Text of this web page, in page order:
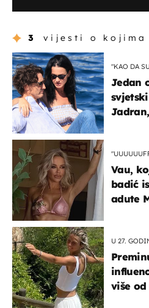
3 vijesti o kojima
"KAO DA
Jedan
Vau,
badić
adute
U 27.
više